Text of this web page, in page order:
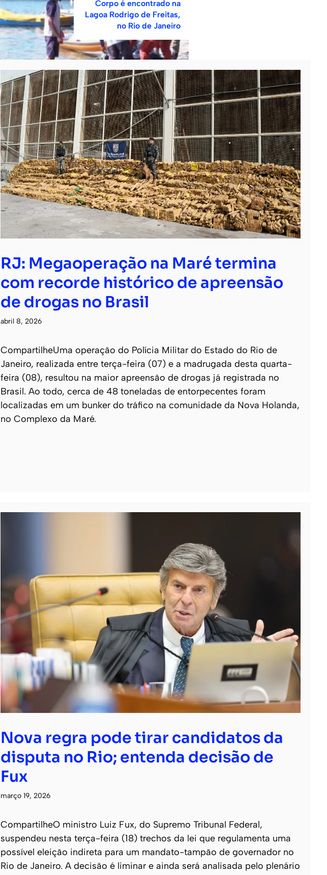
Corpo é encontrado na
Lagoa Rodrigo de Freitas,
no Rio de Janeiro
RJ: Megaoperação na Maré termina
com recorde histórico de apreensão
de drogas no Brasil
abril 8, 2026
CompartilheUma operação do Polícia Militar do Estado do Rio de
Janeiro, realizada entre terça-feira (07) e a madrugada desta quarta-
feira (08), resultou na maior apreensão de drogas já registrada no
Brasil. Ao todo, cerca de 48 toneladas de entorpecentes foram
localizadas em um bunker do tráfico na comunidade da Nova Holanda,
no Complexo da Maré.
Nova regra pode tirar candidatos da
disputa no Rio; entenda decisão de
Fux
março 19, 2026
CompartilheO ministro Luiz Fux, do Supremo Tribunal Federal,
suspendeu nesta terça-feira (18) trechos da lei que regulamenta uma
possível eleição indireta para um mandato-tampão de governador no
Rio de Janeiro. A decisão é liminar e ainda será analisada pelo plenário